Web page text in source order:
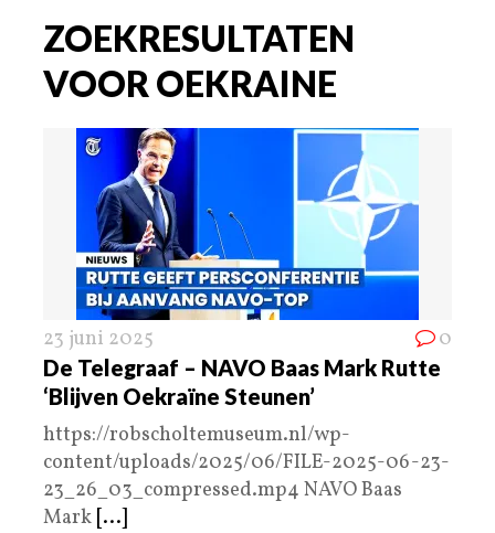
ZOEKRESULTATEN
VOOR OEKRAINE
23 juni 2025 0
De Telegraaf – NAVO Baas Mark Rutte
‘Blijven Oekraïne Steunen’
https://robscholtemuseum.nl/wp-
content/uploads/2025/06/FILE-2025-06-23-
23_26_03_compressed.mp4 NAVO Baas
Mark [...]